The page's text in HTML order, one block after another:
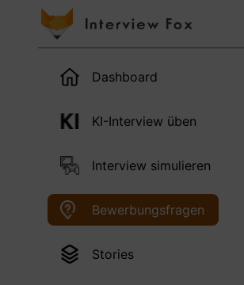
Dashboard
KI-Interview üben
Interview simulieren
Bewerbungsfragen
Stories